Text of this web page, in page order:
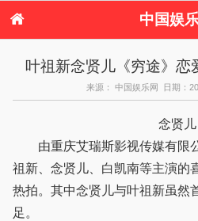
中国娱
电视剧
演唱会
叶祖新念贤儿《穷途》恋
来源： 中国娱乐网 日期：
念贤儿
由重庆艾瑞斯影视传媒有限
祖新、念贤儿、白凯南等主演的
热拍。其中念贤儿与叶祖新虽然
足。